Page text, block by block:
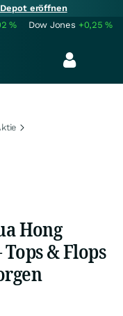
eröffnen
% Dow Jones +0,25%
Hong
& Flops